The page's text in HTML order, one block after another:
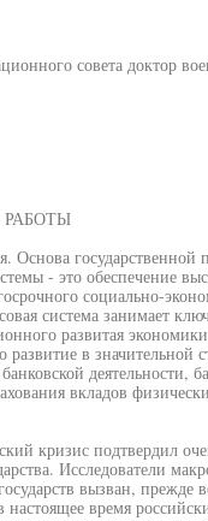
совета доктор
Основа
- это обеспечение
социально-
система занимает
развитая
в значительной
деятельности,
вкладов
кризис подтвердил
Исследователи
вызван, прежде
время